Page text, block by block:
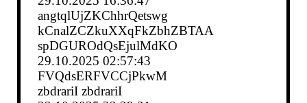
angtqlUjZKChhrQetswg
kCnalZCZkuXXqFkZbhZBTAA
spDGUROdQsEjulMdKO
29.10.2025 02:57:43
FVQdsERFVCCjPkwM
zbdrariI zbdrariI